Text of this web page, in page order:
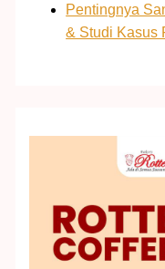
Pentingnya
& Studi Kasus